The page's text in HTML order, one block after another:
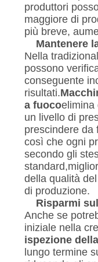
produttori
maggiore di
più breve,
Mantenere
Nella
possono
conseguente
risultati.
a fuocoelimina
un livello di
prescindere da
così che ogni
secondo gli
della qualità
di produzione.
Risparmi
Anche se
iniziale nella
ispezione
lungo termine